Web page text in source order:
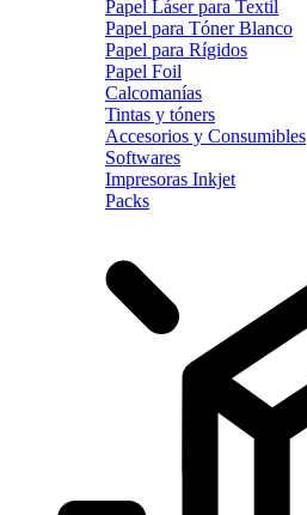
Papel Láser para Textil
Papel para Tóner Blanco
Papel para Rígidos
Papel Foil
Calcomanías
Tintas y tóners
Accesorios y Consumibles
Softwares
Impresoras Inkjet
Packs